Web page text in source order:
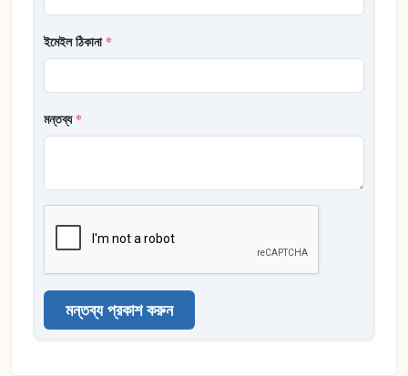
ইমেইল ঠিকানা*
মন্তব্য*
মন্তব্য প্রকাশ করুন